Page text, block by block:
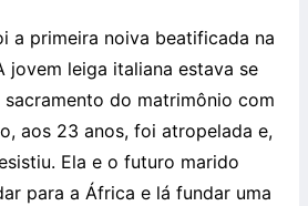
a primeira noiva beatificada na
jovem leiga italiana estava se
do matrimônio com
aos 23 anos, foi atropelada e,
Ela e o futuro marido
para a África e lá fundar uma